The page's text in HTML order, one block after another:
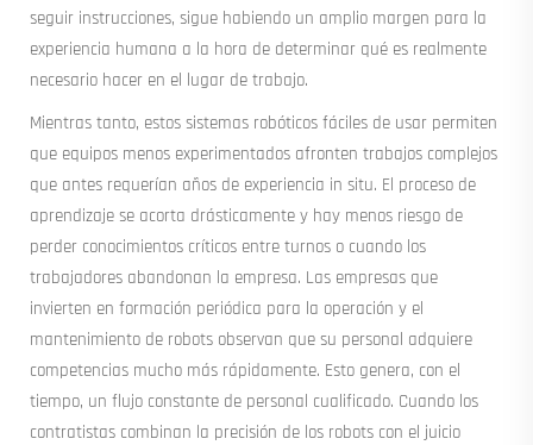
seguir instrucciones, sigue habiendo un amplio margen para la
experiencia humana a la hora de determinar qué es realmente
necesario hacer en el lugar de trabajo.
Mientras tanto, estos sistemas robóticos fáciles de usar permiten
que equipos menos experimentados afronten trabajos complejos
que antes requerían años de experiencia in situ. El proceso de
aprendizaje se acorta drásticamente y hay menos riesgo de
perder conocimientos críticos entre turnos o cuando los
trabajadores abandonan la empresa. Las empresas que
invierten en formación periódica para la operación y el
mantenimiento de robots observan que su personal adquiere
competencias mucho más rápidamente. Esto genera, con el
tiempo, un flujo constante de personal cualificado. Cuando los
contratistas combinan la precisión de los robots con el juicio